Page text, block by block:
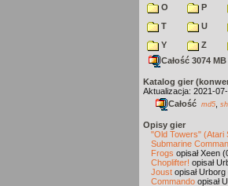
O
P
T
U
Y
Z
Całość 3074 MB
Katalog gier
Aktualizacja: 2021-07-
Całość md5
Opisy gier
"Old Towers" (Atari
Submarine
Frogs opisał Xeen
Choplifter! opisał
Joust opisał Urborg
Commando opisał